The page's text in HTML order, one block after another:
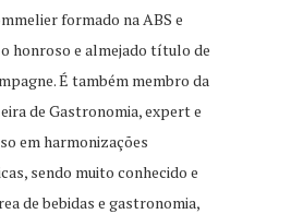
formado na ABS e
honroso e almejado título de
É também membro da
de Gastronomia, expert e
em harmonizações
sendo muito conhecido e
de bebidas e gastronomia,